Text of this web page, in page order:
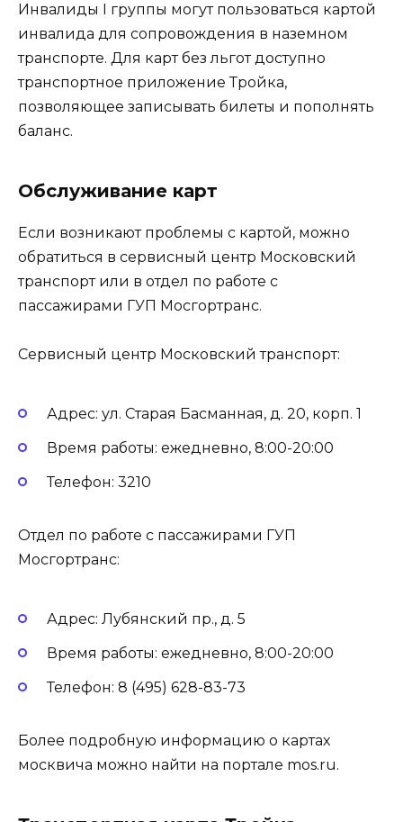
Инвалиды I группы могут пользоваться картой
инвалида для сопровождения в наземном
транспорте. Для карт без льгот доступно
транспортное приложение Тройка,
позволяющее записывать билеты и пополнять
баланс.
Обслуживание карт
Если возникают проблемы с картой, можно
обратиться в сервисный центр Московский
транспорт или в отдел по работе с
пассажирами ГУП Мосгортранс.
Сервисный центр Московский транспорт:
Адрес: ул. Старая Басманная, д. 20, корп. 1
Время работы: ежедневно, 8:00-20:00
Телефон: 3210
Отдел по работе с пассажирами ГУП
Мосгортранс:
Адрес: Лубянский пр., д. 5
Время работы: ежедневно, 8:00-20:00
Телефон: 8 (495) 628-83-73
Более подробную информацию о картах
москвича можно найти на портале mos.ru.